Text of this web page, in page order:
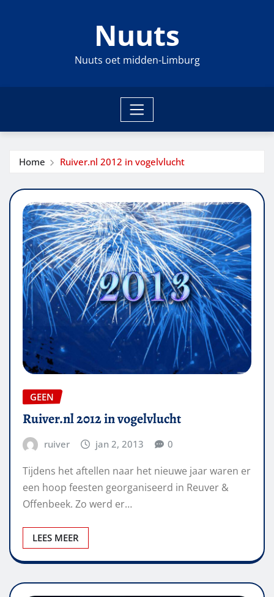
Nuuts
Nuuts oet midden-Limburg
Home Ruiver.nl 2012 in vogelvlucht
GEEN
Ruiver.nl 2012 in vogelvlucht
ruiver jan 2, 2013 0
Tijdens het aftellen naar het nieuwe jaar waren er
een hoop feesten georganiseerd in Reuver &
Offenbeek. Zo werd er…
LEES MEER